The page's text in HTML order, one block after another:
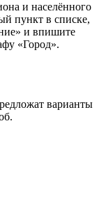
и населённого
пункт в списке,
и впишите
«Город».
варианты